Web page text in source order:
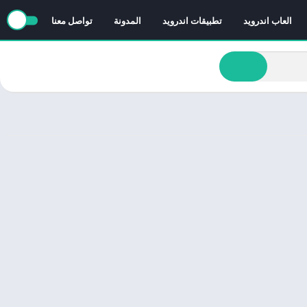
العاب اندرويد تطبيقات اندرويد المدونة تواصل معنا